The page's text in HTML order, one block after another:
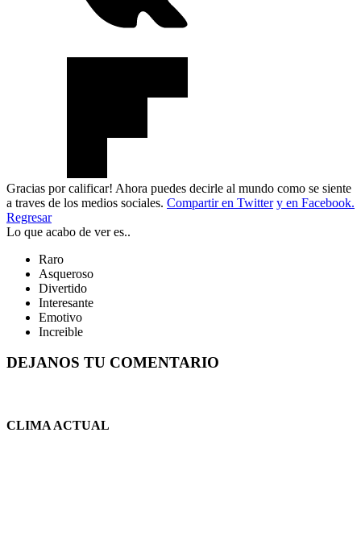
Gracias por calificar! Ahora puedes decirle al mundo como se siente
a traves de los medios sociales. Compartir en Twitter y en Facebook.
Regresar
Lo que acabo de ver es..
Raro
Asqueroso
Divertido
Interesante
Emotivo
Increible
DEJANOS TU COMENTARIO
CLIMA ACTUAL